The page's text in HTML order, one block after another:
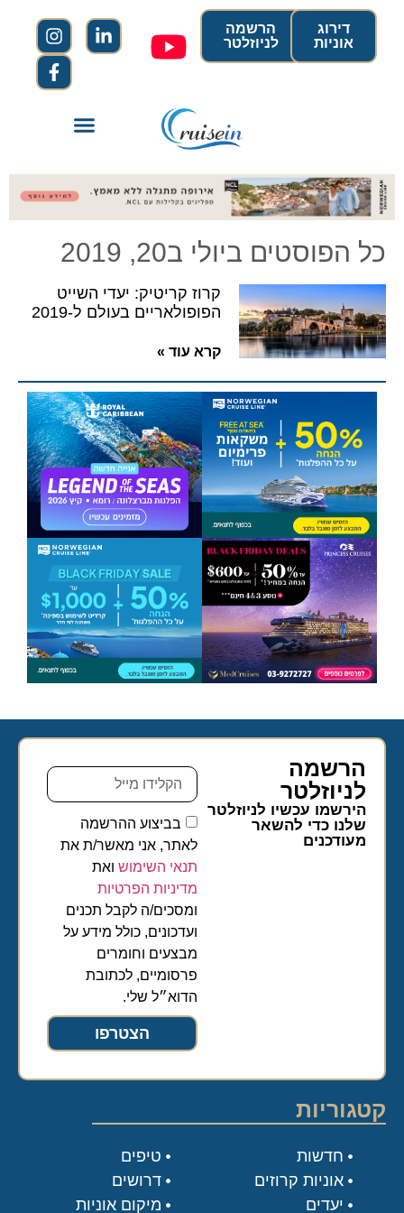
הרשמה
לניוזלטר
דירוג
אוניות
כל הפוסטים ביולי ב20, 2019
קרוז קריטיק: יעדי השייט
הפופולאריים בעולם ל-2019
קרא עוד »
הרשמה
לניוזלטר​
הירשמו עכשיו לניוזלטר
שלנו כדי להשאר
מעודכנים
בביצוע ההרשמה
לאתר, אני מאשר/ת את
תנאי השימושואת
מדיניות הפרטיות
ומסכים/ה לקבל תכנים
ועדכונים, כולל מידע על
מבצעים וחומרים
פרסומיים, לכתובת
הדוא״ל שלי.
הצטרפו
קטגוריות
טיפים
דרושים
מיקום אוניות
חדשות
אוניות קרוזים
יעדים